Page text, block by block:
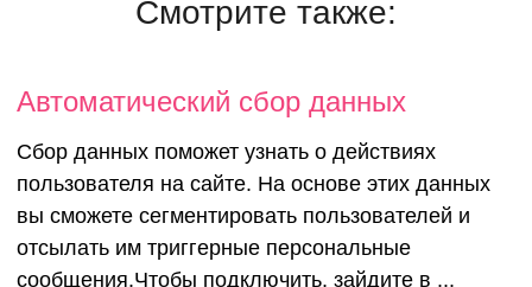
Смотрите также:
Автоматический сбор данных
Сбор данных поможет узнать о действиях
пользователя на сайте. На основе этих данных
вы сможете сегментировать пользователей и
отсылать им триггерные персональные
сообщения.Чтобы подключить, зайдите в ...